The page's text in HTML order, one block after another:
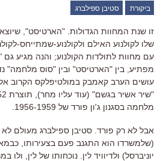
ביקורת סטיבן ספילברג
זו שנת המחוות הגדולות. "הארטיסט",
שלו לקולנוע האילם ולקולנוע-שמתייחס-
עם מחוות לתולדות הקולנוע; והנה מגיע
מפתיע, בין "הארטיסט" ובין "סוס מלחמה"
עושים הערב קאמבק במולטיפלקס הקרוב
מלחמה בסגנון ג'ון פורד של 1956-1959.
אבל לא רק פורד. סטיבן ספילברג מעולם
(שלמשרדו הוא התגנב פעם בצעירותו,
יוניברסל) ולדיוויד לין. נוכחותו של לין,